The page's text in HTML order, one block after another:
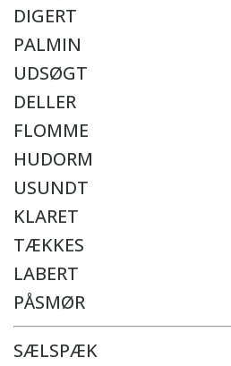
DIGERT
PALMIN
UDSØGT
DELLER
FLOMME
HUDORM
USUNDT
KLARET
TÆKKES
LABERT
PÅSMØR
SÆLSPÆK